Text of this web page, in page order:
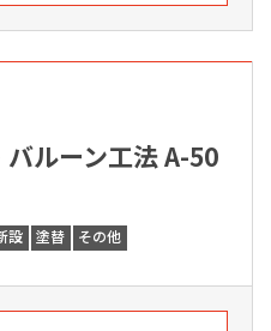
ルーン工法 A-50
設 塗替 その他